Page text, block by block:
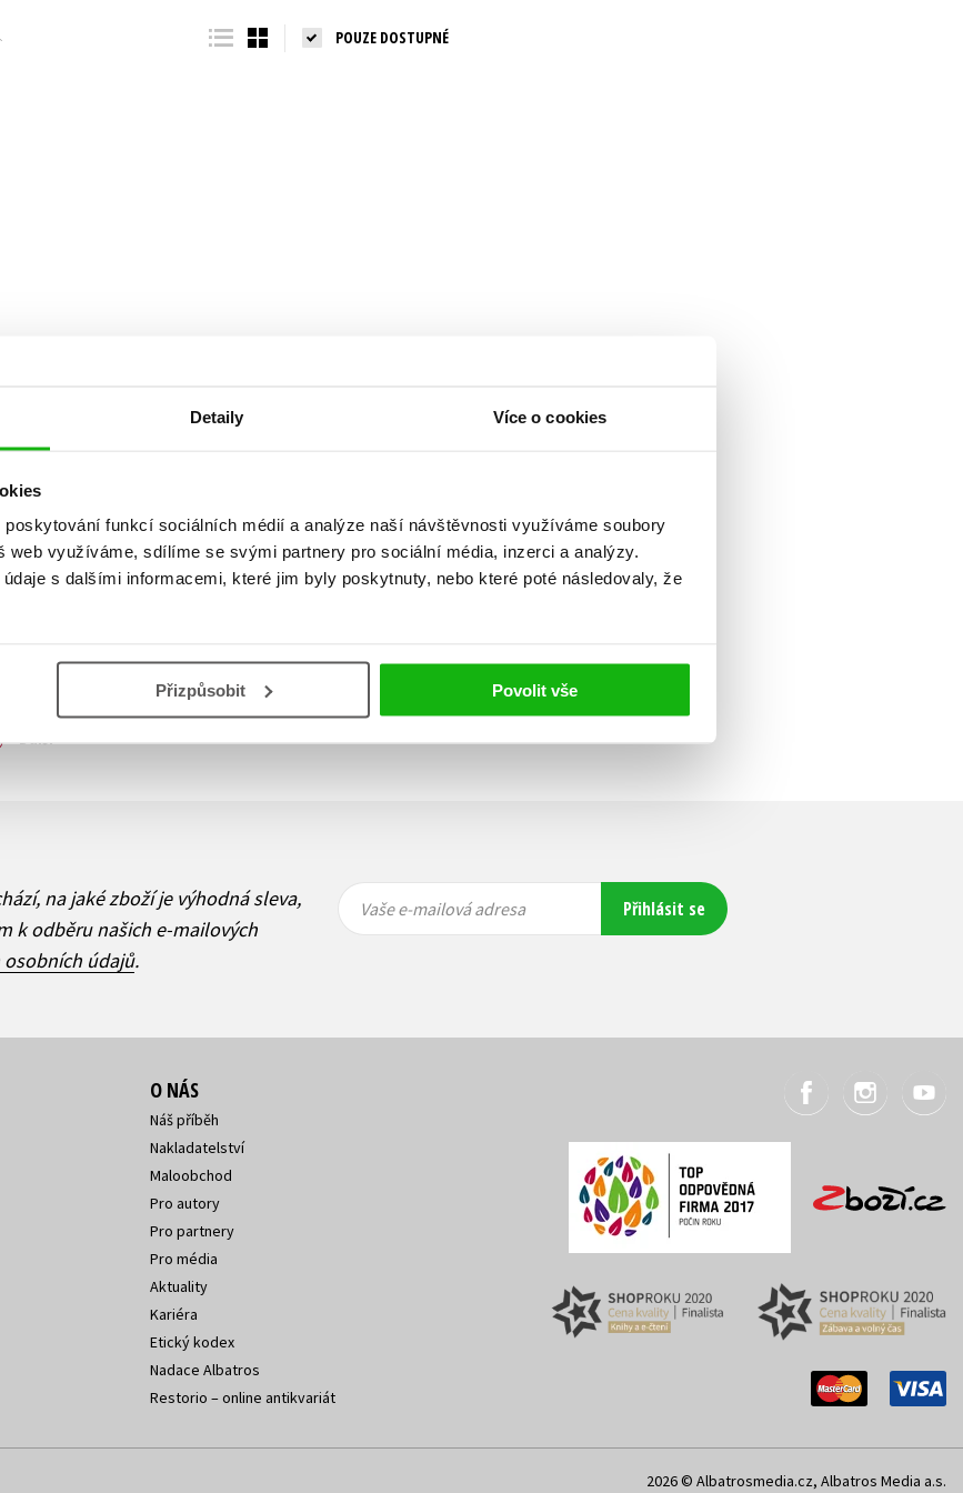
Detaily Více o cookies
poskytování funkcí sociálních médií a analýze naší návštěvnosti využíváme soubory
web využíváme, sdílíme se svými partnery pro sociální média, inzerci a analýzy.
s dalšími informacemi, které jim byly poskytnuty, nebo které poté následovaly, že
Přizpůsobit Povolit vše
Populárně - naučné pro děti
Young adult (SK)
POUZE DOSTUPNÉ
Zobraz záznamů
Další
na jaké zboží je výhodná sleva,
k odběru našich e-mailových
údajů.
Vaše e-
mailová
Vaše e-
mailová
Vaše e-mailová adresa Přihlásit se
O NÁS
Náš příběh
Nakladatelství
Maloobchod
Pro autory
Pro partnery
Pro média
Aktuality
Kariéra
Etický kodex
Nadace Albatros
Restorio – online antikvariát
2026 © Albatrosmedia.cz, Albatros Media a.s.